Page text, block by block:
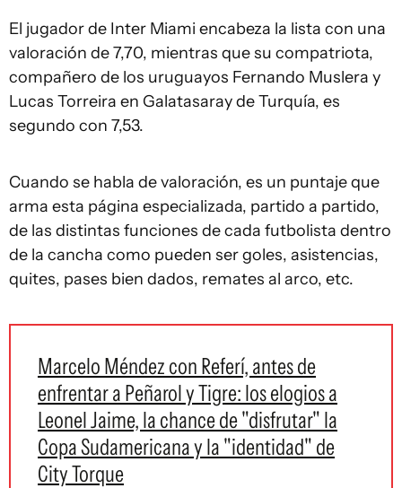
El jugador de Inter Miami encabeza la lista con una
valoración de 7,70, mientras que su compatriota,
compañero de los uruguayos Fernando Muslera y
Lucas Torreira en Galatasaray de Turquía, es
segundo con 7,53.
Cuando se habla de valoración, es un puntaje que
arma esta página especializada, partido a partido,
de las distintas funciones de cada futbolista dentro
de la cancha como pueden ser goles, asistencias,
quites, pases bien dados, remates al arco, etc.
Marcelo Méndez con Referí, antes de
enfrentar a Peñarol y Tigre: los elogios a
Leonel Jaime, la chance de "disfrutar" la
Copa Sudamericana y la "identidad" de
City Torque